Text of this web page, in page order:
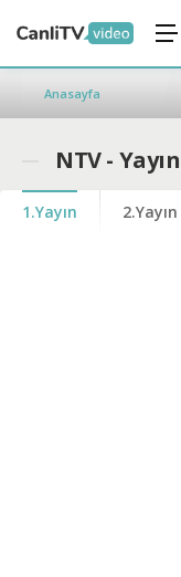
Anasayfa
NTV -
1.Yayın 2.Yayın